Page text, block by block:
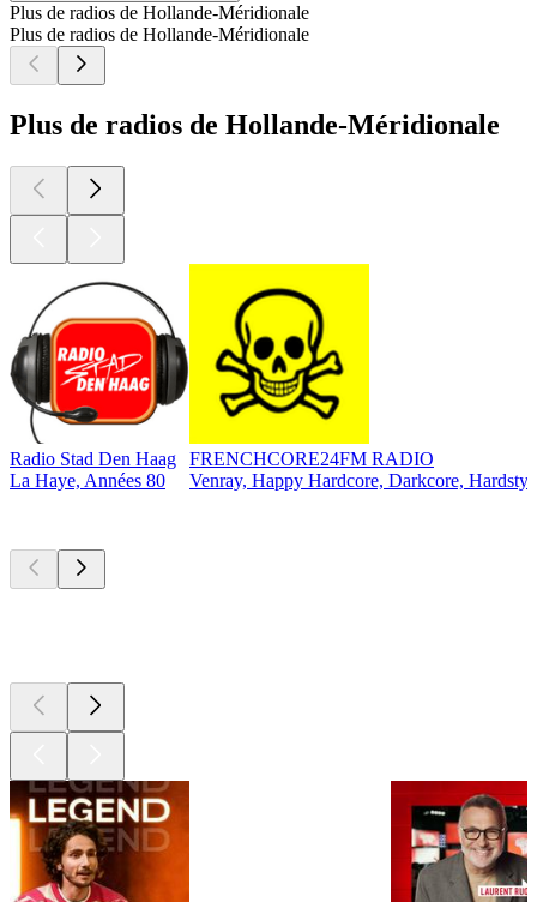
Plus de radios de Hollande-Méridionale
Plus de radios de Hollande-Méridionale
Plus de radios de Hollande-Méridionale
Radio Stad Den Haag
La Haye, Années 80
FRENCHCORE24FM RADIO
Venray, Happy Hardcore, Darkcore,